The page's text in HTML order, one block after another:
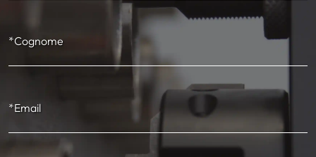
*Cognome
*Email